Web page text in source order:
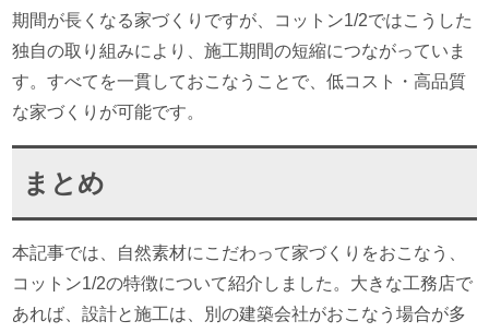
期間が長くなる家づくりですが、コットン1/2ではこうした
独自の取り組みにより、施工期間の短縮につながっていま
す。すべてを一貫しておこなうことで、低コスト・高品質
な家づくりが可能です。
まとめ
本記事では、自然素材にこだわって家づくりをおこなう、
コットン1/2の特徴について紹介しました。大きな工務店で
あれば、設計と施工は、別の建築会社がおこなう場合が多